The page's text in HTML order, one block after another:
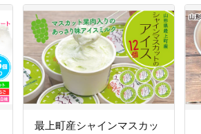
最上町産シャインマスカッ